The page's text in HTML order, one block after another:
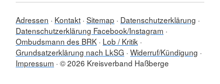
Adressen Kontakt Sitemap
Datenschutzerklärung
Datenschutzerklärung Facebook/Instagram
Ombudsmann des BRK Lob / Kritik
Grundsatzerklärung nach LkSG Widerruf/Kündigung
Impressum © 2026 Kreisverband Haßberge